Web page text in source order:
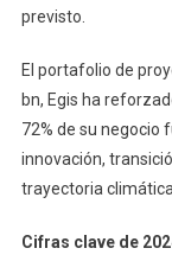
previsto.
El portafolio de
bn, Egis ha
72% de su negocio
innovación,
trayectoria
Cifras clave de